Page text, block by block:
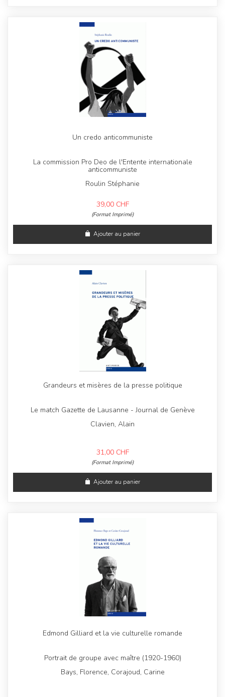
Un credo anticommuniste
La commission Pro Deo de l'Entente internationale
anticommuniste
Roulin Stéphanie
39,00 CHF
(Format Imprimé)
Ajouter au panier
Grandeurs et misères de la presse politique
Le match Gazette de Lausanne - Journal de Genève
Clavien, Alain
31,00 CHF
(Format Imprimé)
Ajouter au panier
Edmond Gilliard et la vie culturelle romande
Portrait de groupe avec maître (1920-1960)
Bays, Florence, Corajoud, Carine